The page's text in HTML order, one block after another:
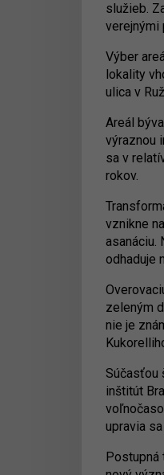
služieb.
verejnými
Výber
lokality
ulica v
Areál
výraznou
sa v
rokov.
vznikne
asanáciu.
odhaduje
zeleným
nie je
Súčasťou
inštitút
upravia